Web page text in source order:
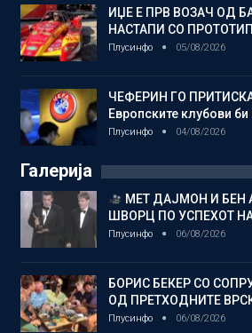
ИЏЕ Е ПРВ ВОЗАЧ ОД
НАСТАПИ СО
Плусинфо 05/08/2026
ЧЕФЕРИН ГО
Европските клубови
Плусинфо 04/08/2026
Галерија
МЕТ ДАЈМОН И БЕН
ШВОРЦ ПО УСПЕХОТ
Плусинфо 06/08/2026
БОРИС БЕКЕР СО
ОД ПРЕТХОДНИТЕ
Плусинфо 06/08/2026